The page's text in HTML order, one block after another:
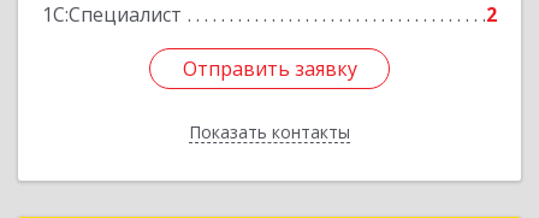
1С:Специалист
2
Отправить заявку
Показать контакты
Отправить заявку
Назад